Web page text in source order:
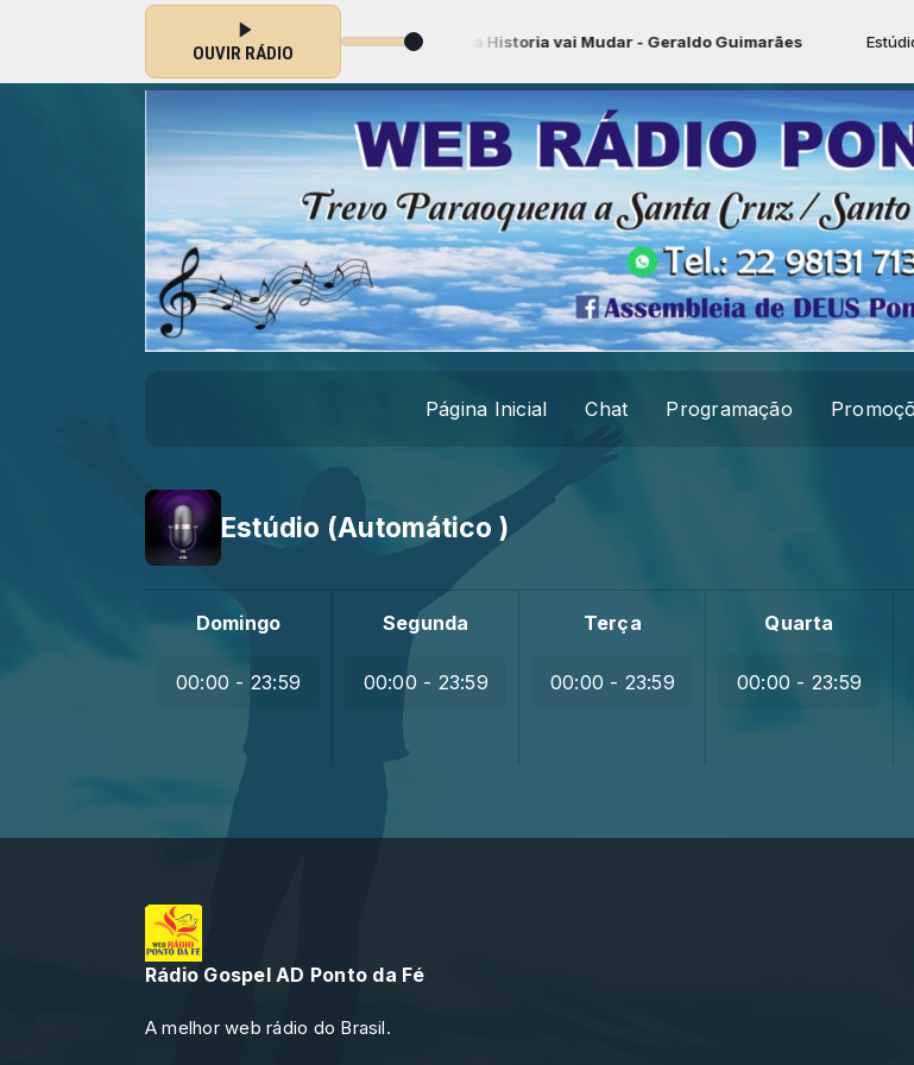
OUVIR RÁDIO
(Automático ) das 00:00 às 23:59 -Tocando agora: Minha Historia vai Mudar - Geraldo Guimarães Estúdio
Página Inicial Chat Programação
Estúdio (Automático )
Domingo
00:00 - 23:59
Segunda
00:00 - 23:59
Terça
00:00 - 23:59
Quarta
00:00 - 23:59
Rádio Gospel AD Ponto da Fé
A melhor web rádio do Brasil.